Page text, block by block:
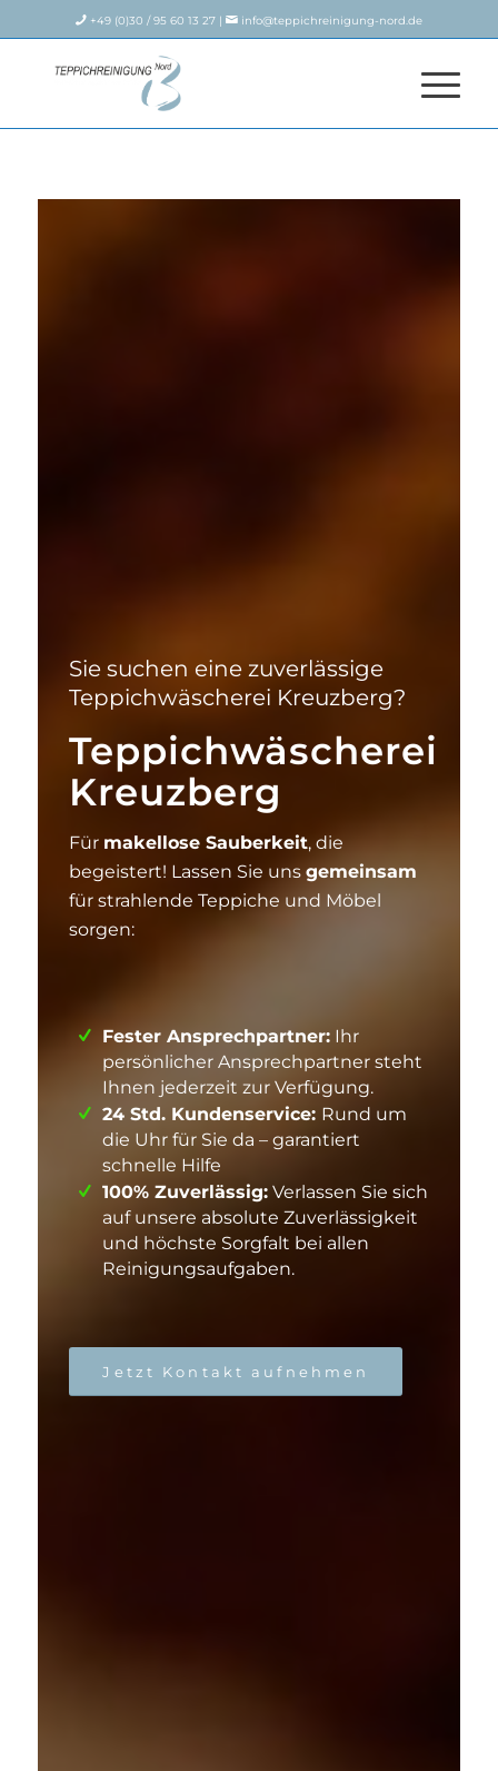
+49 (0)30 / 95 60 13 27 | info@teppichreinigung-nord.de
Sie suchen eine zuverlässige
Teppichwäscherei Kreuzberg?
Teppichwäscherei
Kreuzberg
Für makellose Sauberkeit, die
begeistert! Lassen Sie unsgemeinsam
für strahlende Teppiche und Möbel
sorgen:
Fester Ansprechpartner:Ihr
persönlicher Ansprechpartner steht
Ihnen jederzeit zur Verfügung.
24 Std. Kundenservice: Rund um
die Uhr für Sie da – garantiert
schnelle Hilfe
100% Zuverlässig:Verlassen Sie sich
auf unsere absolute Zuverlässigkeit
und höchste Sorgfalt bei allen
Reinigungsaufgaben.
Jetzt Kontakt aufnehmen